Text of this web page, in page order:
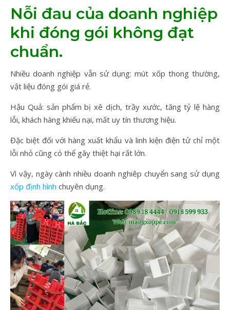
Nỗi đau của doanh nghiệp
khi đóng gói không đạt
chuẩn.
Nhiều doanh nghiệp vẫn sử dụng: mút xốp thong thường,
vật liệu đóng gói giá rẻ.
Hậu Quả: sản phẩm bị xê dịch, trầy xước, tăng tỷ lệ hàng
lỗi, khách hàng khiếu nại, mất uy tín thương hiệu.
Đặc biệt đối với hàng xuất khẩu và linh kiện điện tử chỉ một
lỗi nhỏ cũng có thể gây thiệt hại rất lớn.
Vì vậy, ngày cành nhiều doanh nghiêp chuyển sang sử dụng
xốp định hình chuyên dụng.